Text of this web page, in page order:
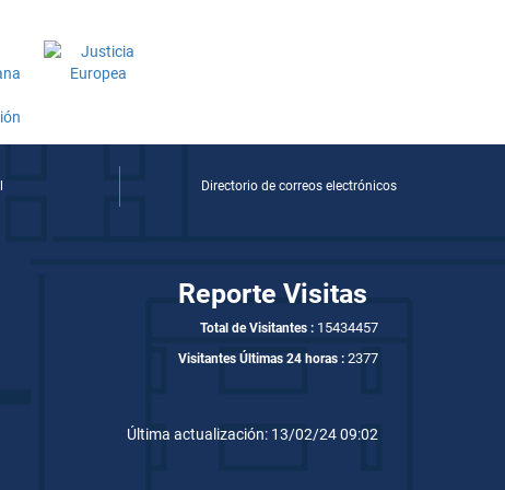
Directorio de correos electrónicos
Reporte Visitas
Total de Visitantes : 15434457
Visitantes Últimas 24 horas : 2377
Última actualización: 13/02/24 09:02